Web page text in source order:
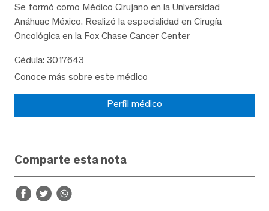
Se formó como Médico Cirujano en la Universidad
Anáhuac México. Realizó la especialidad en Cirugía
Oncológica en la Fox Chase Cancer Center
Cédula: 3017643
Conoce más sobre este médico
Perfil médico
Comparte esta nota